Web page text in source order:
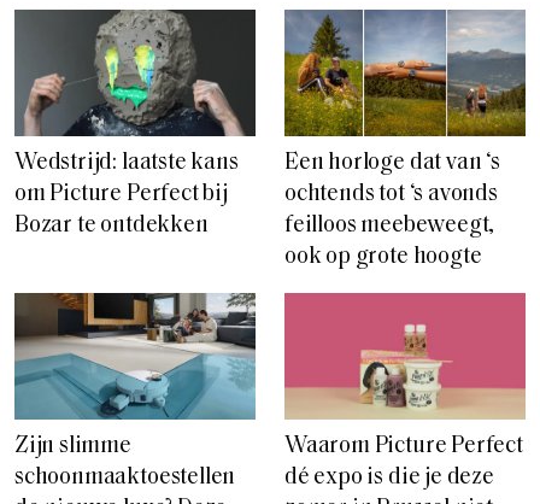
Wedstrijd: laatste kans
om Picture Perfect bij
Bozar te ontdekken
Een horloge dat van ‘s
ochtends tot ‘s avonds
feilloos meebeweegt,
ook op grote hoogte
Zijn slimme
schoonmaaktoestellen
Waarom Picture Perfect
dé expo is die je deze